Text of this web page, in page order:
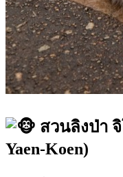
สวนลิงป่า
Yaen-Koen)